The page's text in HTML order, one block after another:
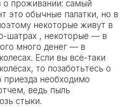
проживании: самый
это обычные палатки, но в
некоторые живут в
шатрах , некоторые — в
много денег — в
Если вы всё-таки
то позаботьтесь о
необходимо
ведь пыль
стыки.